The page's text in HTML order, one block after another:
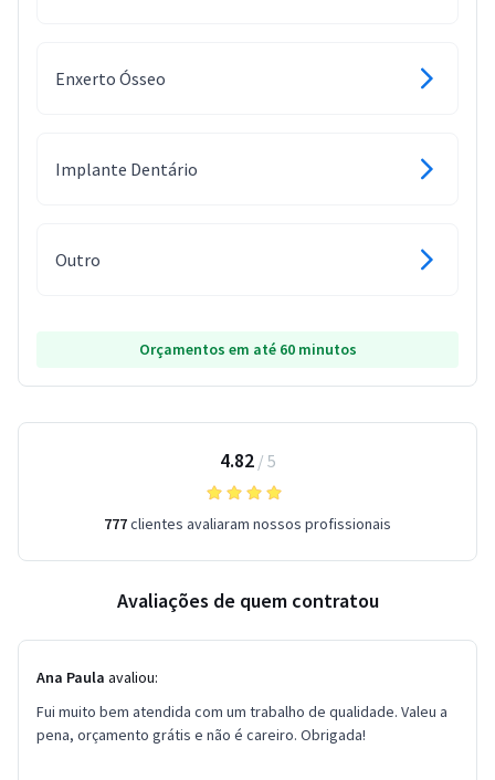
Enxerto Ósseo
Implante Dentário
Outro
Orçamentos em até 60 minutos
4.82/ 5
777clientes avaliaram nossos profissionais
Avaliações de quem contratou
Ana Paula avaliou:
Fui muito bem atendida com um trabalho de qualidade. Valeu a
pena, orçamento grátis e não é careiro. Obrigada!